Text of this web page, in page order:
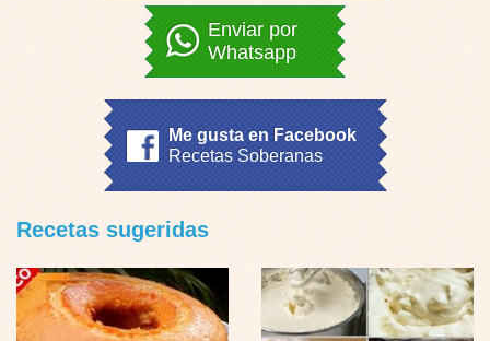
Enviar por
Whatsapp
Me gusta en Facebook
Recetas Soberanas
Recetas sugeridas